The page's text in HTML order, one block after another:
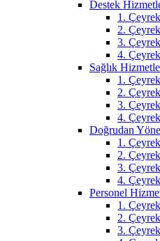
Destek
1.
2.
3.
4.
Sağlık
1.
2.
3.
4.
Doğrudan
1.
2.
3.
4.
Personel
1.
2.
3.